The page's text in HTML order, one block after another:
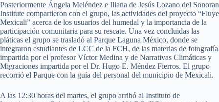
Posteriormente Ángela Meléndez e Iliana de Jesús Lozano del Sonoran
Institute compartieron con el grupo, las actividades del proyecto “Fluye
Mexicali” acerca de los usuarios del humedal y la importancia de la
participación comunitaria para su rescate. Una vez concluidas las
pláticas el grupo se trasladó al Parque Laguna México, donde se
integraron estudiantes de LCC de la FCH, de las materias de fotografía
impartida por el profesor Víctor Medina y de Narrativas Climáticas y
Migraciones impartida por el Dr. Hugo E. Méndez Fierros. El grupo
recorrió el Parque con la guía del personal del municipio de Mexicali.
A las 12:30 horas del martes, el grupo arribó al Instituto de